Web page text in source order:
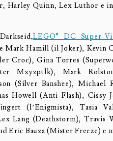
Harley Quinn, Lex Luthor e
LEGO® DC Super-
Mark Hamill (il Joker), Kevin
Croc), Gina Torres
Mxyzptlk), Mark
(Silver Banshee), Michael
Howell (Anti-Flash), Cissy
(l’Enigmista), Tasia
Lang (Deathstorm), Travis
Eric Bauza (Mister Freeze) e